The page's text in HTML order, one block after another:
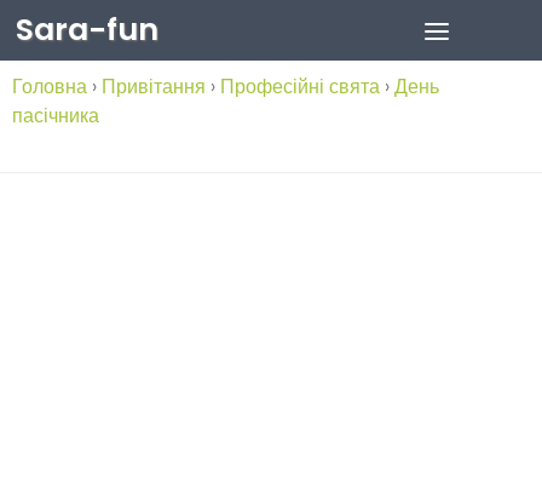
Skip to content
Sara-fun
Головна › Привітання › Професійні свята ›День
пасічника